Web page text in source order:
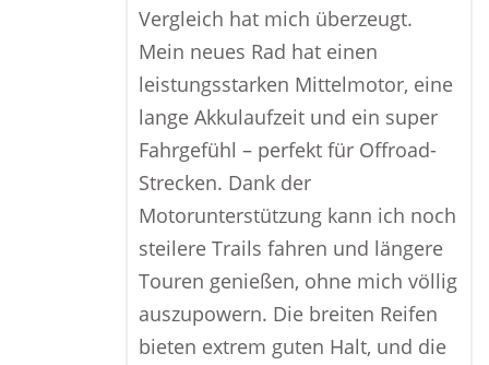
Vergleich hat mich überzeugt.
Mein neues Rad hat einen
leistungsstarken Mittelmotor, eine
lange Akkulaufzeit und ein super
Fahrgefühl – perfekt für Offroad-
Strecken. Dank der
Motorunterstützung kann ich noch
steilere Trails fahren und längere
Touren genießen, ohne mich völlig
auszupowern. Die breiten Reifen
bieten extrem guten Halt, und die